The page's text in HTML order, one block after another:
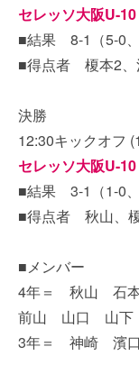
セレッソ大阪U-10
■結果 8-1（5-0
■得点者 榎本2、
決勝
12:30キックオフ
セレッソ大阪U-10
■結果 3-1（1-0
■得点者 秋山、
■メンバー
4年＝ 秋山 石
前山 山口 山下
3年＝ 神崎 濱